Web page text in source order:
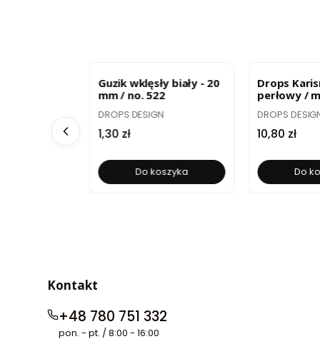
Guzik wklęsły biały - 20
mm / no. 522
PRODUCENT
DROPS DESIGN
Cena
1,30 zł
Do koszyka
Drops
perłowy /
PRODUCENT
DROPS
Cena
10,80 zł
Do
Kontakt
+48 780 751 332
pon. - pt. / 8:00 - 16:00